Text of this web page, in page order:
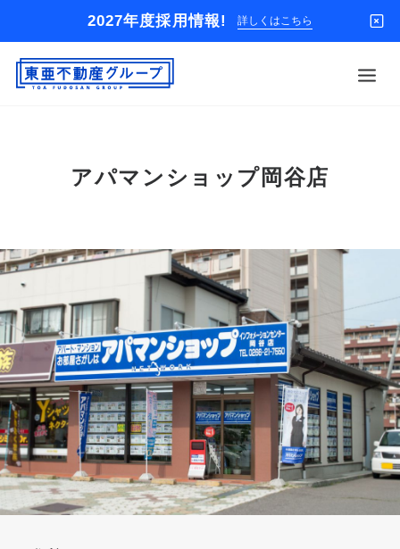
2027年度採用情報! 詳しくはこちら
入居者様専用
解約のお申込み
企業情報
お問い合わせ
お気に入り 閲覧履歴
アパマンショップ岡谷店